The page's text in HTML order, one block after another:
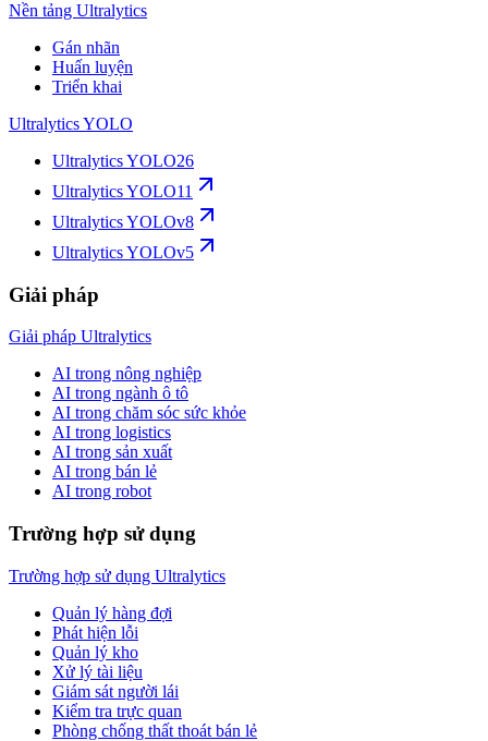
Nền tảng Ultralytics
Gán nhãn
Huấn luyện
Triển khai
Ultralytics YOLO
Ultralytics YOLO26
Ultralytics YOLO11
Ultralytics YOLOv8
Ultralytics YOLOv5
Giải pháp
Giải pháp Ultralytics
AI trong nông nghiệp
AI trong ngành ô tô
AI trong chăm sóc sức khỏe
AI trong logistics
AI trong sản xuất
AI trong bán lẻ
AI trong robot
Trường hợp sử dụng
Trường hợp sử dụng Ultralytics
Quản lý hàng đợi
Phát hiện lỗi
Quản lý kho
Xử lý tài liệu
Giám sát người lái
Kiểm tra trực quan
Phòng chống thất thoát bán lẻ